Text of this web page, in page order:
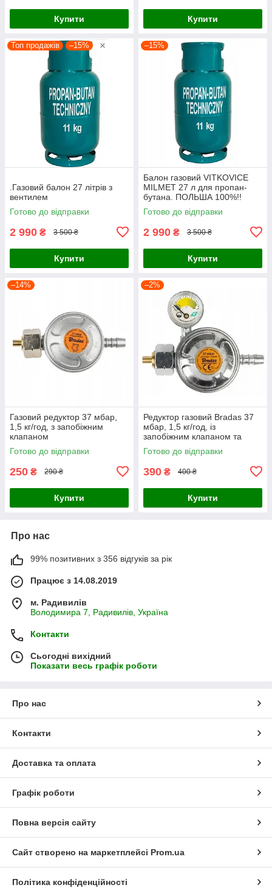
Купити Купити
Топ продажів –15%
.Газовий балон 27 літрів з
вентилем
Готово до відправки
2 990 ₴ 3 500 ₴
Купити
–15%
Балон газовий VITKOVICE
MILMET 27 л для пропан-
бутана. ПОЛЬША 100%!!
Готово до відправки
2 990 ₴ 3 500 ₴
Купити
–14%
Газовий редуктор 37 мбар,
1,5 кг/год, з запобіжним
клапаном
Готово до відправки
250 ₴ 290 ₴
Купити
–2%
Редуктор газовий Bradas 37
мбар, 1,5 кг/год, із
запобіжним клапаном та
манометром NEW RG
Готово до відправки
390 ₴ 400 ₴
Купити
Про нас
99% позитивних з 356 відгуків за рік
Працює з 14.08.2019
м. Радивилів
Володимира 7, Радивилів, Україна
Контакти
Сьогодні вихідний
Показати весь графік роботи
Про нас
Контакти
Доставка та оплата
Графік роботи
Повна версія сайту
Сайт створено на маркетплейсі Prom.ua
Політика конфіденційності